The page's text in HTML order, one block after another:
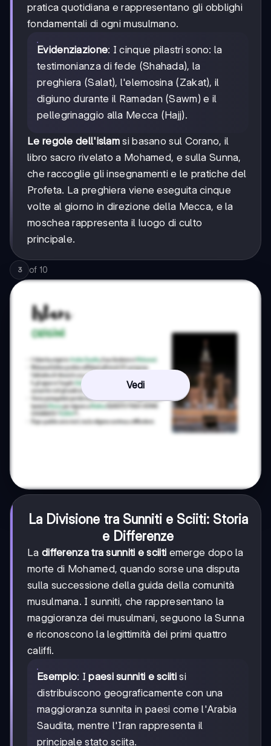
pratica quotidiana e rappresentano gli obblighi
fondamentali di ogni musulmano.
Evidenziazione: I cinque pilastri sono: la
testimonianza di fede (Shahada), la
preghiera (Salat), l'elemosina (Zakat), il
digiuno durante il Ramadan (Sawm) e il
pellegrinaggio alla Mecca (Hajj).
Le regole dell'islam si basano sul Corano, il
libro sacro rivelato a Mohamed, e sulla Sunna,
che raccoglie gli insegnamenti e le pratiche del
Profeta. La preghiera viene eseguita cinque
volte al giorno in direzione della Mecca, e la
moschea rappresenta il luogo di culto
principale.
3 of 10
Vedi
La Divisione tra Sunniti e Sciiti: Storia
e Differenze
La differenza tra sunniti e sciiti emerge dopo la
morte di Mohamed, quando sorse una disputa
sulla successione della guida della comunità
musulmana. I sunniti, che rappresentano la
maggioranza dei musulmani, seguono la Sunna
e riconoscono la legittimità dei primi quattro
califfi.
Esempio: Ipaesi sunniti e sciitisi
distribuiscono geograficamente con una
maggioranza sunnita in paesi come l'Arabia
Saudita, mentre l'Iran rappresenta il
principale stato sciita.